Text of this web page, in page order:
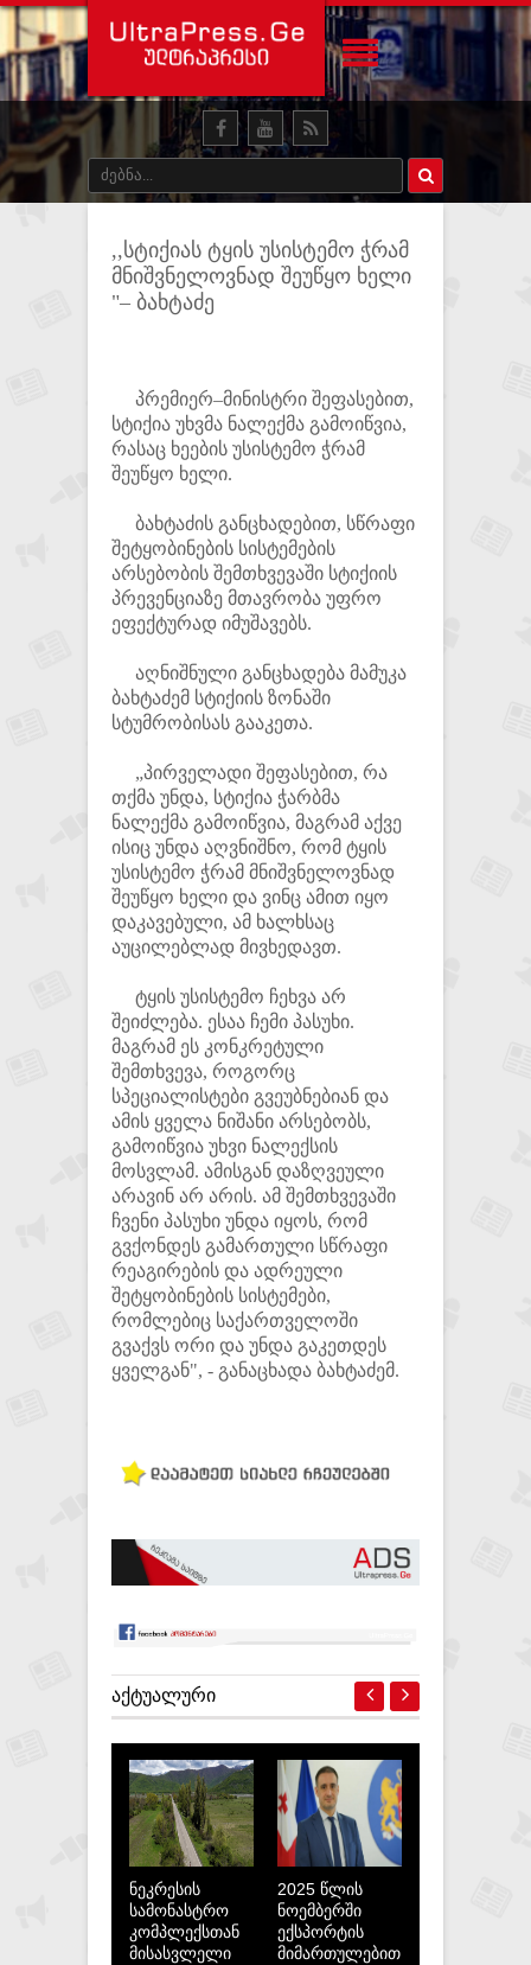
,,სტიქიას ტყის უსისტემო ჭრამ
მნიშვნელოვნად შეუწყო ხელი
"– ბახტაძე
პრემიერ–მინისტრი შეფასებით,
სტიქია უხვმა ნალექმა გამოიწვია,
რასაც ხეების უსისტემო ჭრამ
შეუწყო ხელი.
ბახტაძის განცხადებით, სწრაფი
შეტყობინების სისტემების
არსებობის შემთხვევაში სტიქიის
პრევენციაზე მთავრობა უფრო
ეფექტურად იმუშავებს.
აღნიშნული განცხადება მამუკა
ბახტაძემ სტიქიის ზონაში
სტუმრობისას გააკეთა.
„პირველადი შეფასებით, რა
თქმა უნდა, სტიქია ჭარბმა
ნალექმა გამოიწვია, მაგრამ აქვე
ისიც უნდა აღვნიშნო, რომ ტყის
უსისტემო ჭრამ მნიშვნელოვნად
შეუწყო ხელი და ვინც ამით იყო
დაკავებული, ამ ხალხსაც
აუცილებლად მივხედავთ.
ტყის უსისტემო ჩეხვა არ
შეიძლება. ესაა ჩემი პასუხი.
მაგრამ ეს კონკრეტული
შემთხვევა, როგორც
სპეციალისტები გვეუბნებიან და
ამის ყველა ნიშანი არსებობს,
გამოიწვია უხვი ნალექსის
მოსვლამ. ამისგან დაზღვეული
არავინ არ არის. ამ შემთხვევაში
ჩვენი პასუხი უნდა იყოს, რომ
გვქონდეს გამართული სწრაფი
რეაგირების და ადრეული
შეტყობინების სისტემები,
რომლებიც საქართველოში
გვაქვს ორი და უნდა გაკეთდეს
ყველგან", - განაცხადა ბახტაძემ.
ᲐᲥᲢᲣᲐᲚᲣᲠᲘ
ნეკრესის
სამონასტრო
კომპლექსთან
მისასვლელი
2025 წლის
ნოემბერში
ექსპორტის
მიმართულებით